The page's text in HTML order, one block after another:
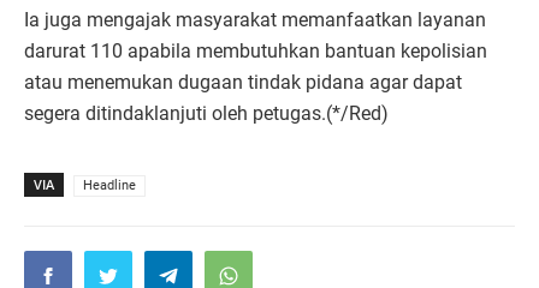
Ia juga mengajak masyarakat memanfaatkan layanan
darurat 110 apabila membutuhkan bantuan kepolisian
atau menemukan dugaan tindak pidana agar dapat
segera ditindaklanjuti oleh petugas.(*/Red)
VIA Headline